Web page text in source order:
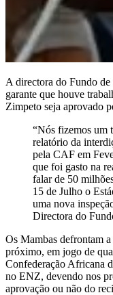
A directora do Fundo
garante que houve
Zimpeto seja aprovado
“Nós fizemos um
relatório da
pela CAF em
que foi gasto na
falar de 50
15 de Julho o
uma nova
Directora do
Os Mambas defrontam
próximo, em jogo de
Confederação Africana
no ENZ, devendo nos
aprovação ou não do